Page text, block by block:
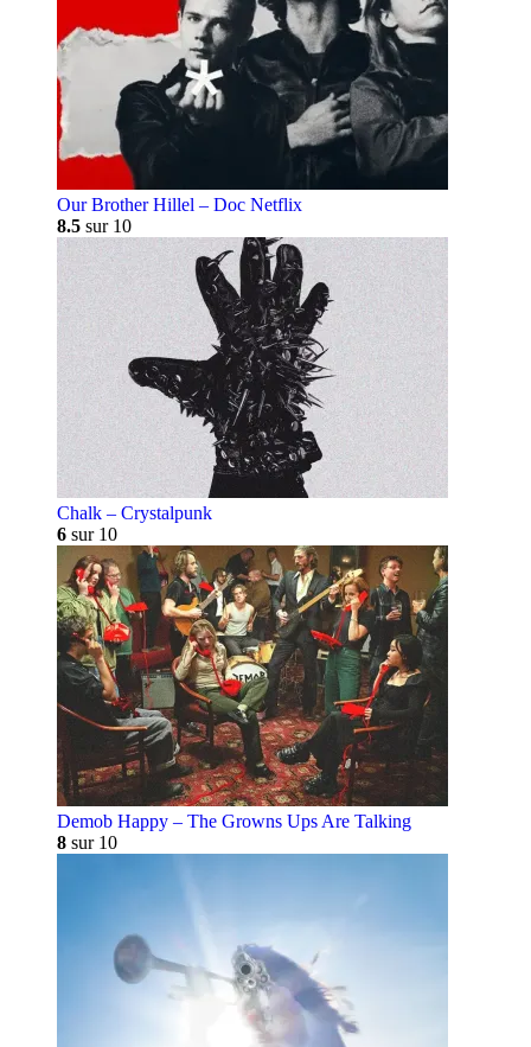
Our Brother Hillel – Doc Netflix
8.5 sur 10
Chalk – Crystalpunk
6 sur 10
Demob Happy – The Growns Ups Are Talking
8 sur 10